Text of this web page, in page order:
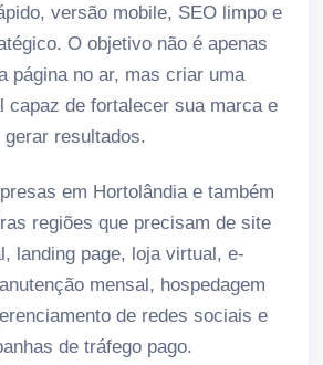
versão mobile, SEO limpo e
O objetivo não é apenas
página no ar, mas criar uma
capaz de fortalecer sua marca e
gerar resultados.
em Hortolândia e também
regiões que precisam de site
landing page, loja virtual, e-
mensal, hospedagem
de redes sociais e
de tráfego pago.